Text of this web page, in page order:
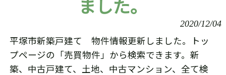
ました。
2020/12/04
平塚市新築戸建て 物件情報更新しました。トッ
プページの「売買物件」から検索できます。新
築、中古戸建て、土地、中古マンション、全て検